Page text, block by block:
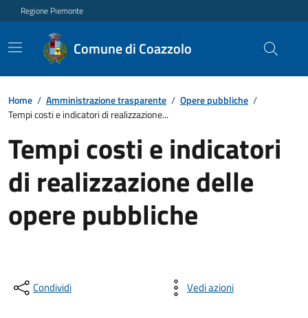
Regione Piemonte
Comune di Coazzolo
Home / Amministrazione trasparente / Opere pubbliche /
Tempi costi e indicatori di realizzazione...
Tempi costi e indicatori
di realizzazione delle
opere pubbliche
Condividi Vedi azioni